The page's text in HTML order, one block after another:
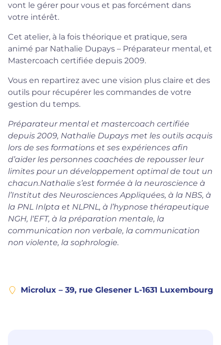
vont le gérer pour vous et pas forcément dans
votre intérêt.
Cet atelier, à la fois théorique et pratique, sera
animé par Nathalie Dupays – Préparateur mental, et
Mastercoach certifiée depuis 2009.
Vous en repartirez avec une vision plus claire et des
outils pour récupérer les commandes de votre
gestion du temps.
Préparateur mental et mastercoach certifiée
depuis 2009, Nathalie Dupays met les outils acquis
lors de ses formations et ses expériences afin
d’aider les personnes coachées de repousser leur
limites pour un développement optimal de tout un
chacun.Nathalie s’est formée à la neuroscience à
l’Institut des Neurosciences Appliquées, à la NBS, à
la PNL Inlpta et NLPNL, à l’hypnose thérapeutique
NGH, l‘EFT, à la préparation mentale, la
communication non verbale, la communication
non violente, la sophrologie.
Microlux – 39, rue Glesener L-1631 Luxembourg